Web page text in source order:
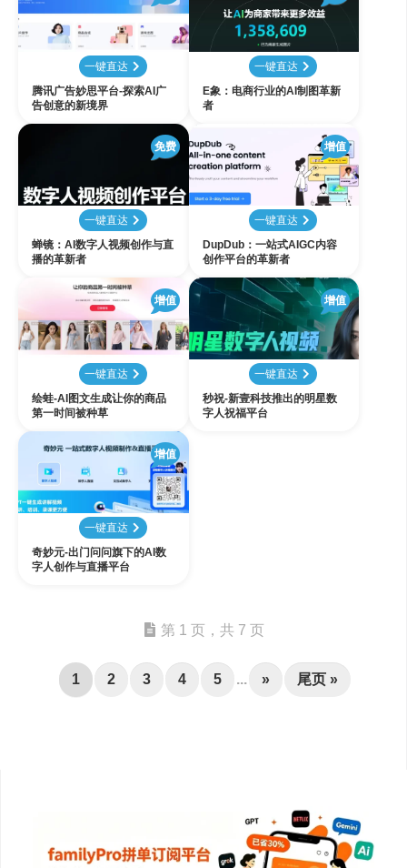
一键直达
腾讯广告妙思平台-探索AI广
告创意的新境界
一键直达
E象：电商行业的AI制图革新
者
免费
一键直达
蝉镜：AI数字人视频创作与直
播的革新者
增值
一键直达
DupDub：一站式AIGC内容
创作平台的革新者
增值
一键直达
绘蛙-AI图文生成让你的商品
第一时间被种草
增值
一键直达
秒祝-新壹科技推出的明星数
字人祝福平台
增值
一键直达
奇妙元-出门问问旗下的AI数
字人创作与直播平台
第 1 页，共 7 页
1 2 3 4 5 ... » 尾页 »